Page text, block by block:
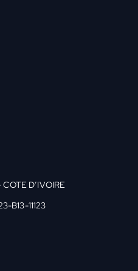
COTE D’IVOIRE
B13-11123